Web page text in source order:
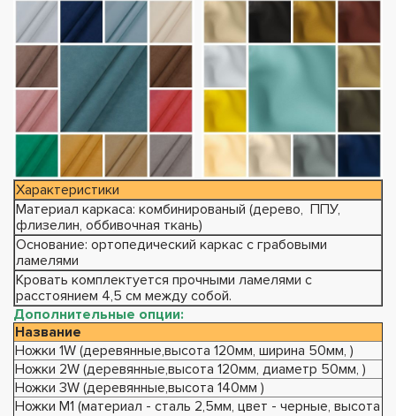
Характеристики
Материал каркаса: комбинированый (дерево, ППУ,
флизелин, оббивочная ткань)
Основание: ортопедический каркас с грабовыми
ламелями
Кровать комплектуется прочными ламелями с
расстоянием 4,5 см между собой.
Дополнительные опции:
Название
Ножки 1W (деревянные,высота 120мм, ширина 50мм, )
Ножки 2W (деревянные,высота 120мм, диаметр 50мм, )
Ножки 3W (деревянные,высота 140мм )
Ножки М1 (материал - сталь 2,5мм, цвет - черные, высота